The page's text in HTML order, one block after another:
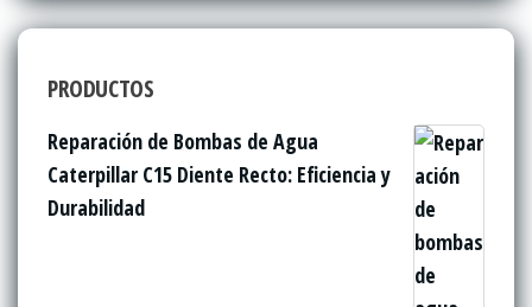
PRODUCTOS
Reparación de Bombas de Agua
Caterpillar C15 Diente Recto: Eficiencia y
Durabilidad